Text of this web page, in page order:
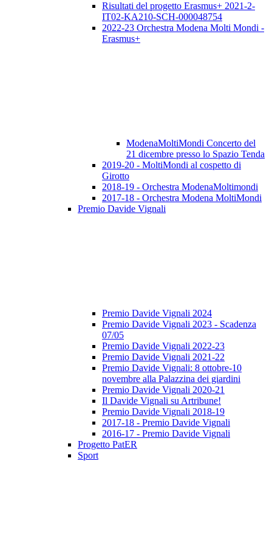
Risultati del progetto Erasmus+ 2021-2-
IT02-KA210-SCH-000048754
2022-23 Orchestra Modena Molti Mondi -
Erasmus+
ModenaMoltiMondi Concerto del
21 dicembre presso lo Spazio Tenda
2019-20 - MoltiMondi al cospetto di
Girotto
2018-19 - Orchestra ModenaMoltimondi
2017-18 - Orchestra Modena MoltiMondi
Premio Davide Vignali
Premio Davide Vignali 2024
Premio Davide Vignali 2023 - Scadenza
07/05
Premio Davide Vignali 2022-23
Premio Davide Vignali 2021-22
Premio Davide Vignali: 8 ottobre-10
novembre alla Palazzina dei giardini
Premio Davide Vignali 2020-21
Il Davide Vignali su Artribune!
Premio Davide Vignali 2018-19
2017-18 - Premio Davide Vignali
2016-17 - Premio Davide Vignali
Progetto PatER
Sport